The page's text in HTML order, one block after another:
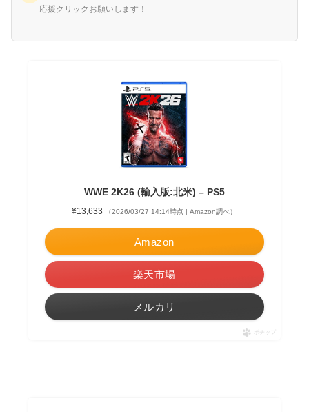
応援クリックお願いします！
WWE 2K26 (輸入版:北米) – PS5
¥13,633 （2026/03/27 14:14時点 | Amazon調べ）
Amazon
楽天市場
メルカリ
ポチップ